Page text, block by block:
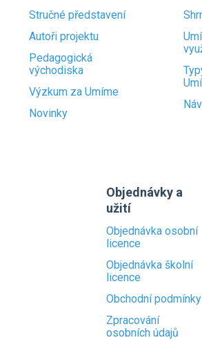
Stručné představení
Autoři projektu
Pedagogická
východiska
Výzkum za Umíme
Novinky
Objednávky a
užití
Objednávka osobní
licence
Objednávka školní
licence
Obchodní podmínky
Zpracování
osobních údajů